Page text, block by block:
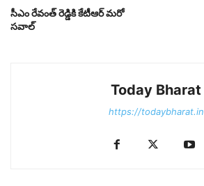
సీఎం రేవంత్ రెడ్డికి కేటీఆర్ మరో
సవాల్
Today Bharat
https://todaybharat.in